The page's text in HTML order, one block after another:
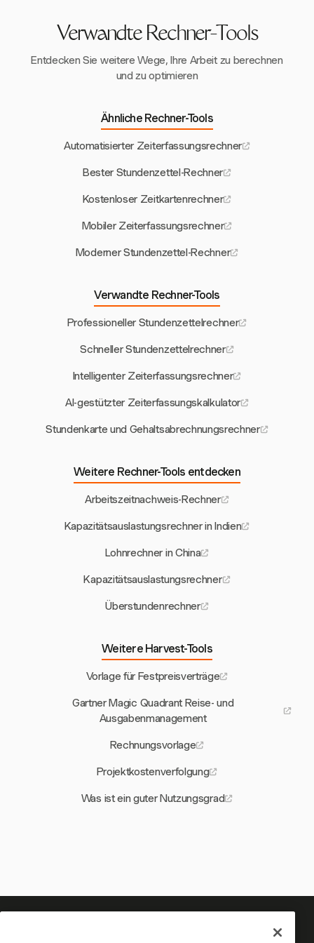
Verwandte Rechner-Tools
Entdecken Sie weitere Wege, Ihre Arbeit zu berechnen
und zu optimieren
Ähnliche Rechner-Tools
Automatisierter Zeiterfassungsrechner
Bester Stundenzettel-Rechner
Kostenloser Zeitkartenrechner
Mobiler Zeiterfassungsrechner
Moderner Stundenzettel-Rechner
Verwandte Rechner-Tools
Professioneller Stundenzettelrechner
Schneller Stundenzettelrechner
Intelligenter Zeiterfassungsrechner
AI-gestützter Zeiterfassungskalkulator
Stundenkarte und Gehaltsabrechnungsrechner
Weitere Rechner-Tools entdecken
Arbeitszeitnachweis-Rechner
Kapazitätsauslastungsrechner in Indien
Lohnrechner in China
Kapazitätsauslastungsrechner
Überstundenrechner
Weitere Harvest-Tools
Vorlage für Festpreisverträge
Gartner Magic Quadrant Reise- und
Ausgabenmanagement
Rechnungsvorlage
Projektkostenverfolgung
Was ist ein guter Nutzungsgrad
Ihre Zeit verdient es, erfasst zu